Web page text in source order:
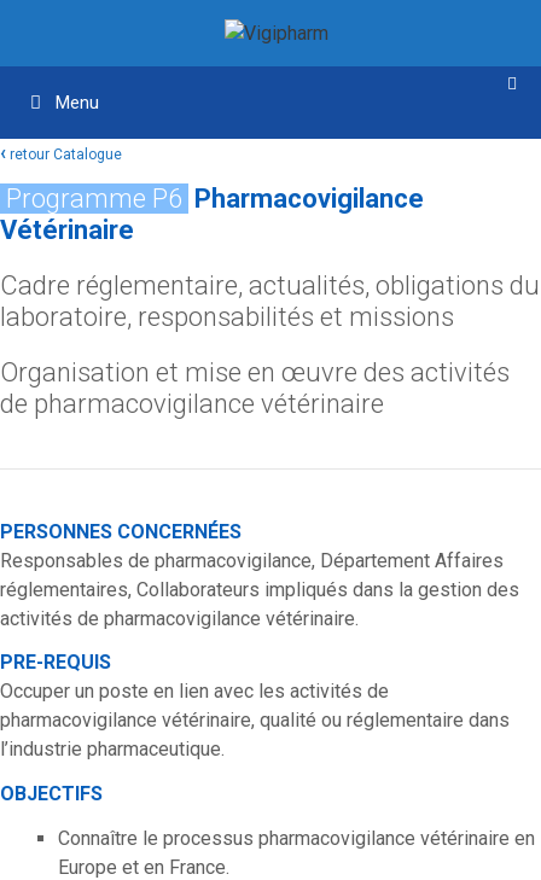
contenu
contenu
Menu
‹ retour Catalogue
Programme P6 Pharmacovigilance
Vétérinaire
Cadre réglementaire, actualités, obligations du
laboratoire, responsabilités et missions
Organisation et mise en œuvre des activités
de pharmacovigilance vétérinaire
PERSONNES CONCERNÉES
Responsables de pharmacovigilance, Département Affaires
réglementaires, Collaborateurs impliqués dans la gestion des
activités de pharmacovigilance vétérinaire.
PRE-REQUIS
Occuper un poste en lien avec les activités de
pharmacovigilance vétérinaire, qualité ou réglementaire dans
l’industrie pharmaceutique.
OBJECTIFS
Connaître le processus pharmacovigilance vétérinaire en
Europe et en France.